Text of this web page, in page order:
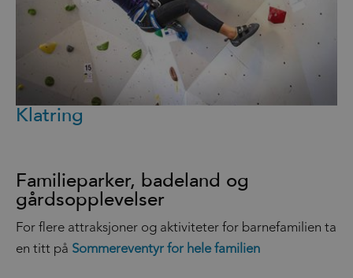
Klatring
Familieparker, badeland og
gårdsopplevelser
For flere attraksjoner og aktiviteter for barnefamilien ta
en titt på Sommereventyr for hele familien